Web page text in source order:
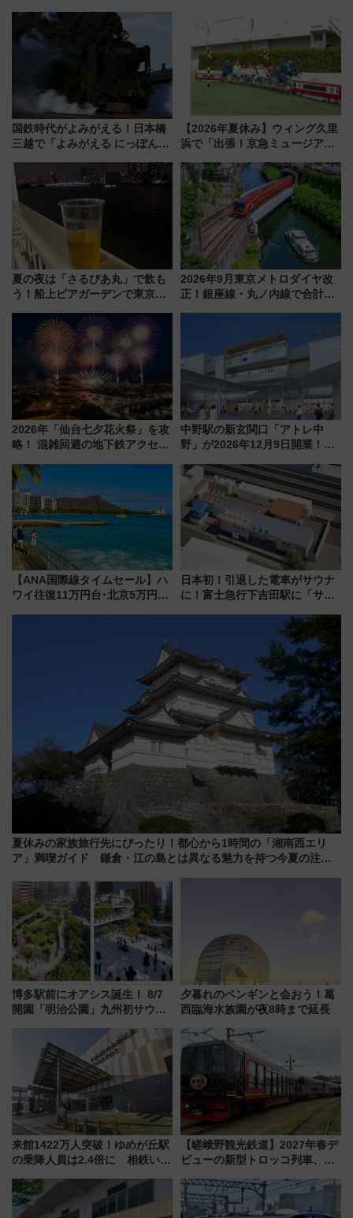
国鉄時代がよみがえる！日本橋
三越で「よみがえる にっぽんの
敬の名作写真も、駅弁フェスも
同時開催！
【2026年夏休み】ウィング久里
浜で「出張！京急ミュージア
ラリーや子ども制服撮影も
夏の夜は「さるびあ丸」で飲も
う！船上ビアガーデンで東京湾
杯……工場直送生ビールや島グ
ルメが美味い
2026年9月東京メトロダイヤ改
正！銀座線・丸ノ内線で合計
2026年「仙台七夕花火祭」を攻
略！ 混雑回避の地下鉄アクセス
火前に楽しむ仙台観光ルートま
で解説！
中野駅の新玄関口「アトレ中
野」が2026年12月9日開業！新
注目スポット
【ANA国際線タイムセール】ハ
ワイ往復11万円台･北京5万円台
日本初！引退した電車がサウナ
に！富士急行下吉田駅に「サ電
業 行き交う電車の音や振動を
感じながら「ととのう」新感覚
夏休みの家族旅行先にぴったり！都心から1時間の「湘南西エリ
ア」満喫ガイド 鎌倉・江の島とは異なる魅力を持つ今夏の注目
博多駅前にオアシス誕生！ 8/7
開園「明治公園」九州初サウナ
品グルメ登場で駅前の過ごし方
はどう変わる？
夕暮れのペンギンと会おう！葛
西臨海水族園が夜8時まで延長
来館1422万人突破！ゆめが丘駅
の乗降人員は2.4倍に 相鉄いず
年祭にそうにゃん＆DB.スター
マンが登場
【嵯峨野観光鉄道】2027年春デ
ビューの新型トロッコ列車、い
は2026年で引退